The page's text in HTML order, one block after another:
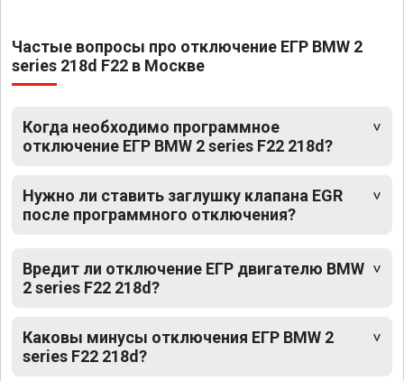
Частые вопросы про отключение ЕГР BMW 2
series 218d F22 в Москве
Когда необходимо программное
отключение ЕГР BMW 2 series F22 218d?
Нужно ли ставить заглушку клапана EGR
после программного отключения?
Вредит ли отключение ЕГР двигателю BMW
2 series F22 218d?
Каковы минусы отключения ЕГР BMW 2
series F22 218d?